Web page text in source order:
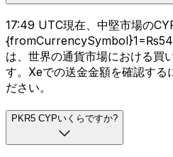
17:49 UTC現在、中堅市場の
は、世界の通貨市場における買
す。Xeでの送金金額を確認する
ださい。
PKR5 CYPいくらですか?